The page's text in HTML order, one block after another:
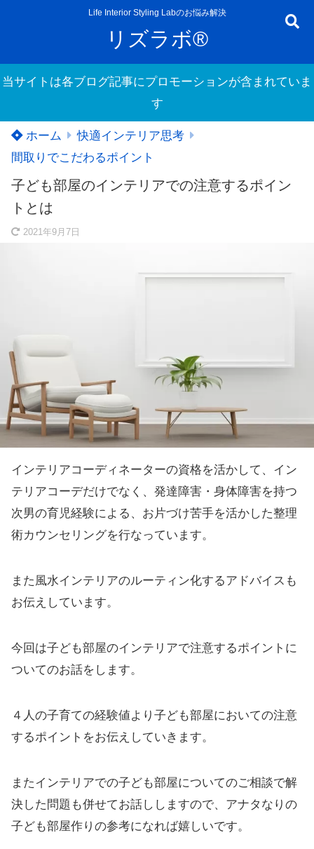
Life Interior Styling Labのお悩み解決
リズラボ®
当サイトは各ブログ記事にプロモーションが含まれていま
す
ホーム
快適インテリア思考
間取りでこだわるポイント
子ども部屋のインテリアでの注意するポイン
トとは
2021年9月7日
インテリアコーディネーターの資格を活かして、イン
テリアコーデだけでなく、発達障害・身体障害を持つ
次男の育児経験による、お片づけ苦手を活かした整理
術カウンセリングを行なっています。
また風水インテリアのルーティン化するアドバイスも
お伝えしています。
今回は子ども部屋のインテリアで注意するポイントに
ついてのお話をします。
４人の子育ての経験値より子ども部屋においての注意
するポイントをお伝えしていきます。
またインテリアでの子ども部屋についてのご相談で解
決した問題も併せてお話ししますので、アナタなりの
子ども部屋作りの参考になれば嬉しいです。